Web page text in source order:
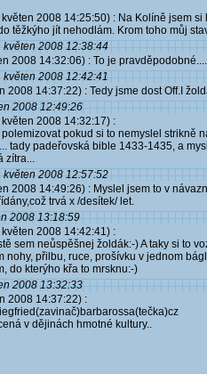
2008 14:25:50) : Na Kolíně jsem
těžkýho jít nehodlám. Krom toho můj
květen 2008 12:38:44
2008 14:32:06) : To je
květen 2008 12:42:41
2008 14:37:22) : Tedy jsme dost Off.I
2008 12:49:26
2008 14:32:17) :
pokud si to nemyslel strikně
tady padeřovská bible 1433-1435, a
zítra...
květen 2008 12:57:52
2008 14:49:26) : Myslel jsem to v
trvá x /desítek/ let.
2008 13:18:59
2008 14:42:41) :
sem neůspěšnej žoldák:-) A taky si to
nohy, přilbu, ruce, prošívku v jednom
do kterýho křa to mrsknu:-)
2008 13:32:33
2008 14:37:22) :
v dějinách hmotné kultury..